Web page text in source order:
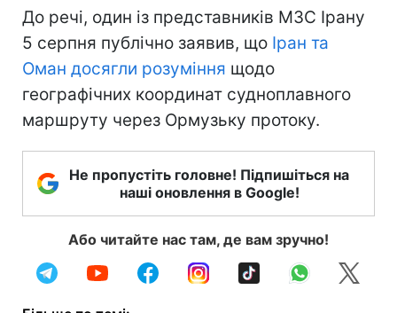
До речі, один із представників МЗС Ірану
5 серпня публічно заявив, що Іран та
Оман досягли розуміння щодо
географічних координат судноплавного
маршруту через Ормузьку протоку.
Не пропустіть головне! Підпишіться на
наші оновлення в Google!
Або читайте нас там, де вам зручно!